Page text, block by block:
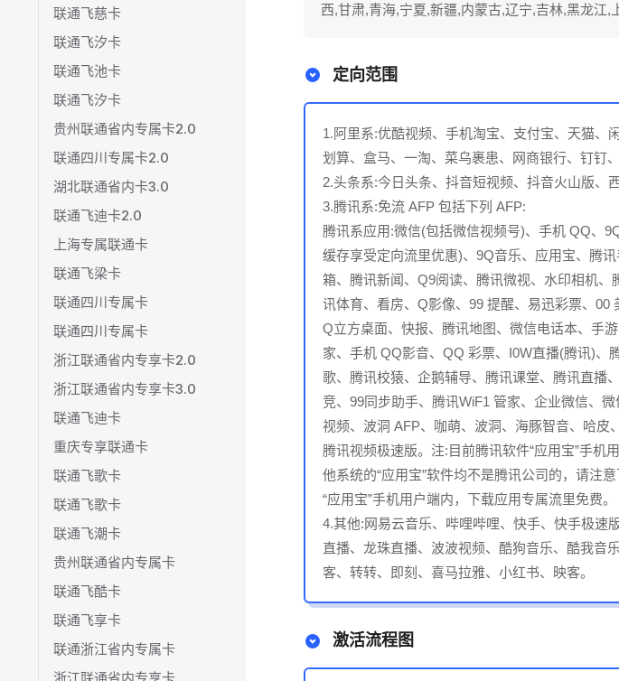
联通飞慈卡
联通飞汐卡
联通飞池卡
联通飞汐卡
贵州联通省内专属卡2.0
联通四川专属卡2.0
湖北联通省内卡3.0
联通飞迪卡2.0
上海专属联通卡
联通飞梁卡
联通四川专属卡
联通四川专属卡
浙江联通省内专享卡2.0
浙江联通省内专享卡3.0
联通飞迪卡
重庆专享联通卡
联通飞歌卡
联通飞歌卡
联通飞潮卡
贵州联通省内专属卡
联通飞酷卡
联通飞享卡
联通浙江省内专属卡
西,甘肃,青海,宁夏,新疆,内蒙古,辽宁,吉林,黑龙江,
定向范围
1.阿里系:优酷视频、手机淘宝、支付宝、天猫、
划算、盒马、一淘、菜乌裹患、网商银行、钉钉、
2.头条系:今日头条、抖音短视频、抖音火山版、
3.腾讯系:免流 AFP 包括下列 AFP:
腾讯系应用:微信(包括微信视频号)、手机 QQ、
缓存享受定向流里优惠)、9Q音乐、应用宝、腾
箱、腾讯新闻、Q9阅读、腾讯微视、水印相机
讯体育、看房、Q影像、99 提醒、易迅彩票、00
Q立方桌面、快报、腾讯地图、微信电话本、手
家、手机 QQ影音、QQ 彩票、I0W直播(腾讯)、
歌、腾讯校猿、企鹅辅导、腾讯课堂、腾讯直播
竞、99同步助手、腾讯WiF1 管家、企业微信、
视频、波洞 AFP、咖萌、波洞、海豚智音、哈皮
腾讯视频极速版。注:目前腾讯软件“应用宝”手机
他系统的“应用宝”软件均不是腾讯公司的，请注
“应用宝”手机用户端内，下载应用专属流里免费。
4.其他:网易云音乐、哔哩哔哩、快手、快手极速
直播、龙珠直播、波波视频、酷狗音乐、酷我音
客、转转、即刻、喜马拉雅、小红书、映客。
激活流程图